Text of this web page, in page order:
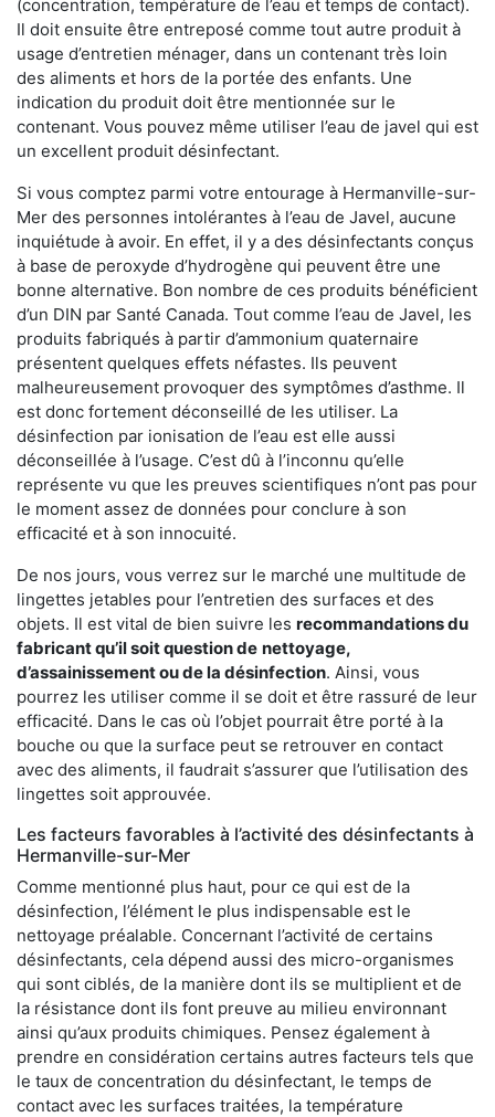
(concentration, température de l’eau et temps de contact).
Il doit ensuite être entreposé comme tout autre produit à
usage d’entretien ménager, dans un contenant très loin
des aliments et hors de la portée des enfants. Une
indication du produit doit être mentionnée sur le
contenant. Vous pouvez même utiliser l’eau de javel qui est
un excellent produit désinfectant.
Si vous comptez parmi votre entourage à Hermanville-sur-
Mer des personnes intolérantes à l’eau de Javel, aucune
inquiétude à avoir. En effet, il y a des désinfectants conçus
à base de peroxyde d’hydrogène qui peuvent être une
bonne alternative. Bon nombre de ces produits bénéficient
d’un DIN par Santé Canada. Tout comme l’eau de Javel, les
produits fabriqués à partir d’ammonium quaternaire
présentent quelques effets néfastes. Ils peuvent
malheureusement provoquer des symptômes d’asthme. Il
est donc fortement déconseillé de les utiliser. La
désinfection par ionisation de l’eau est elle aussi
déconseillée à l’usage. C’est dû à l’inconnu qu’elle
représente vu que les preuves scientifiques n’ont pas pour
le moment assez de données pour conclure à son
efficacité et à son innocuité.
De nos jours, vous verrez sur le marché une multitude de
lingettes jetables pour l’entretien des surfaces et des
objets. Il est vital de bien suivre les recommandations du
fabricant qu’il soit question de nettoyage,
d’assainissement ou de la désinfection. Ainsi, vous
pourrez les utiliser comme il se doit et être rassuré de leur
efficacité. Dans le cas où l’objet pourrait être porté à la
bouche ou que la surface peut se retrouver en contact
avec des aliments, il faudrait s’assurer que l’utilisation des
lingettes soit approuvée.
Les facteurs favorables à l’activité des désinfectants à
Hermanville-sur-Mer
Comme mentionné plus haut, pour ce qui est de la
désinfection, l’élément le plus indispensable est le
nettoyage préalable. Concernant l’activité de certains
désinfectants, cela dépend aussi des micro-organismes
qui sont ciblés, de la manière dont ils se multiplient et de
la résistance dont ils font preuve au milieu environnant
ainsi qu’aux produits chimiques. Pensez également à
prendre en considération certains autres facteurs tels que
le taux de concentration du désinfectant, le temps de
contact avec les surfaces traitées, la température